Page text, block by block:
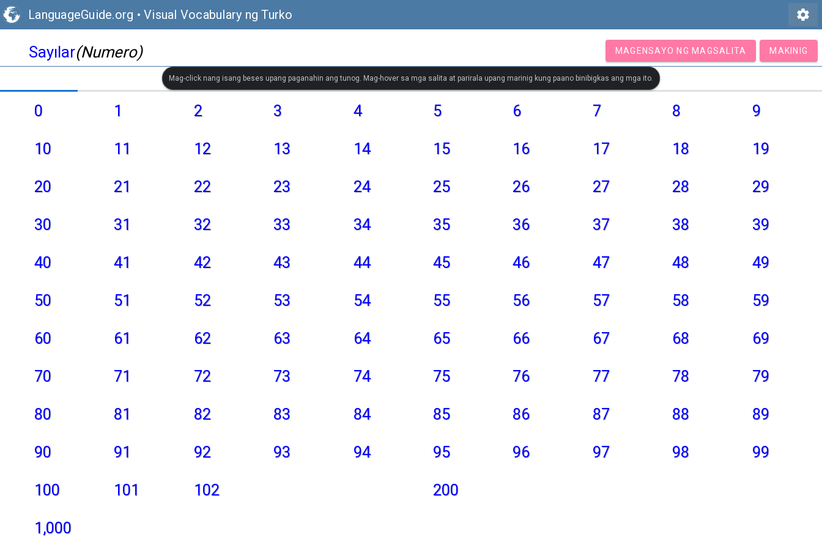
LanguageGuide.org • Visual Vocabulary ng Turko settings
Sayılar(Numero) MAGENSAYO NG MAGSALITA MAKINIG
Mag-click nang isang beses upang paganahin ang tunog. Mag-hover sa mga salita at parirala upang marinig kung paano binibigkas ang mga ito.
0 1 2 3 4 5 6 7 8 9
10 11 12 13 14 15 16 17 18 19
20 21 22 23 24 25 26 27 28 29
30 31 32 33 34 35 36 37 38 39
40 41 42 43 44 45 46 47 48 49
50 51 52 53 54 55 56 57 58 59
60 61 62 63 64 65 66 67 68 69
70 71 72 73 74 75 76 77 78 79
80 81 82 83 84 85 86 87 88 89
90 91 92 93 94 95 96 97 98 99
100 101 102 200
1,000